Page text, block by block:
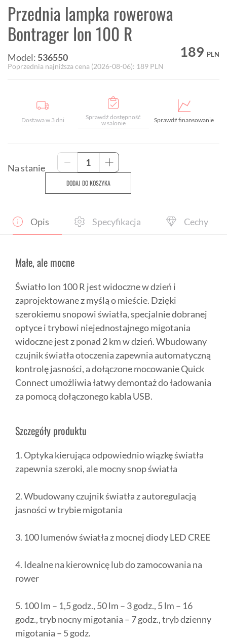
Przednia lampka rowerowa
Bontrager Ion 100 R
Model: 536550 189 PLN
Poprzednia najniższa cena (2026-08-06): 189 PLN
Dostawa w 3 dni
Sprawdź dostępność
w salonie
Sprawdź finansowanie
Na stanie -
ilość
Przednia
rowerowa
Bontrager
100
R
+
DODAJ DO KOSZYKA
Opis Specyfikacja Cechy
Małe, ale mocne
Światło Ion 100 R jest widoczne w dzień i
zaprojektowane z myślą o mieście. Dzięki
szerokiemu snopowi światła, specjalnie dobranej
optyce i trybowi niejednostajnego migotania
widoczne jest z ponad 2 km w dzień. Wbudowany
czujnik światła otoczenia zapewnia automatyczną
kontrolę jasności, a dołączone mocowanie Quick
Connect umożliwia łatwy demontaż do ładowania
za pomocą dołączonego kabla USB.
Szczegóły produktu
1. Optyka kierująca odpowiednio wiązkę światła
zapewnia szeroki, ale mocny snop światła
2. Wbudowany czujnik światła z autoregulacją
jasności w trybie migotania
3. 100 lumenów światła z mocnej diody LED CREE
4. Idealne na kierownicę lub do zamocowania na
rower
5. 100 lm – 1,5 godz., 50 lm – 3 godz., 5 lm – 16
godz., tryb nocny migotania – 7 godz., tryb dzienny
migotania – 5 godz.